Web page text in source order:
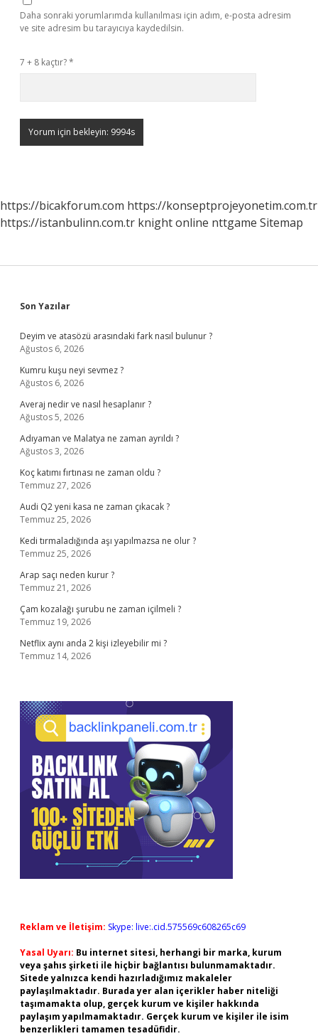
Daha sonraki yorumlarımda kullanılması için adım, e-posta adresim
ve site adresim bu tarayıcıya kaydedilsin.
7 + 8 kaçtır?*
https://bicakforum.com https://konseptprojeyonetim.com.tr
https://istanbulinn.com.tr knight online nttgame Sitemap
Sidebar
Son Yazılar
Deyim ve atasözü arasındaki fark nasıl bulunur ?
Ağustos 6, 2026
Kumru kuşu neyi sevmez ?
Ağustos 6, 2026
Averaj nedir ve nasıl hesaplanır ?
Ağustos 5, 2026
Adıyaman ve Malatya ne zaman ayrıldı ?
Ağustos 3, 2026
Koç katımı fırtınası ne zaman oldu ?
Temmuz 27, 2026
Audi Q2 yeni kasa ne zaman çıkacak ?
Temmuz 25, 2026
Kedi tırmaladığında aşı yapılmazsa ne olur ?
Temmuz 25, 2026
Arap saçı neden kurur ?
Temmuz 21, 2026
Çam kozalağı şurubu ne zaman içilmeli ?
Temmuz 19, 2026
Netflix aynı anda 2 kişi izleyebilir mi ?
Temmuz 14, 2026
Reklam ve İletişim: Skype: live:.cid.575569c608265c69
Yasal Uyarı: Bu internet sitesi, herhangi bir marka, kurum
veya şahıs şirketi ile hiçbir bağlantısı bulunmamaktadır.
Sitede yalnızca kendi hazırladığımız makaleler
paylaşılmaktadır. Burada yer alan içerikler haber niteliği
taşımamakta olup, gerçek kurum ve kişiler hakkında
paylaşım yapılmamaktadır. Gerçek kurum ve kişiler ile isim
benzerlikleri tamamen tesadüfidir.